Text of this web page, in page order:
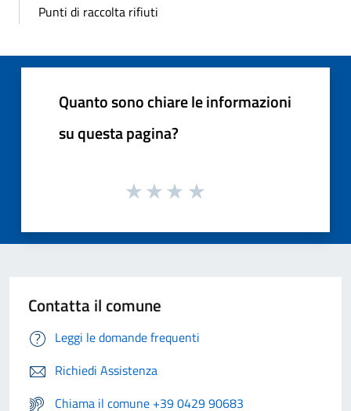
Punti di raccolta rifiuti
Quanto sono chiare le informazioni
su questa pagina?
Contatta il comune
Leggi le domande frequenti
Richiedi Assistenza
Chiama il comune +39 0429 90683